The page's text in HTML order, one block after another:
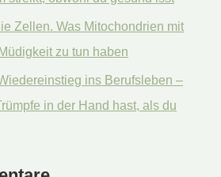
Zellen. Was Mitochondrien mit
zu tun haben
ins Berufsleben –
in der Hand hast, als du